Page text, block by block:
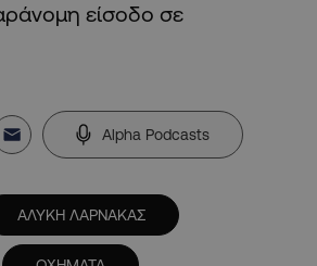
είσοδο σε
Alpha Podcasts
ΑΛΥΚΗ ΛΑΡΝΑΚΑΣ